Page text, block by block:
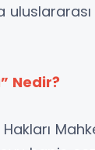
Nedir?